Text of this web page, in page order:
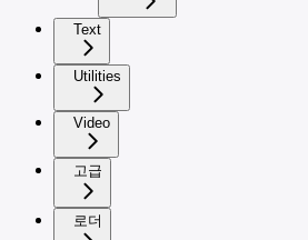
Text
Utilities
Video
고급
로더